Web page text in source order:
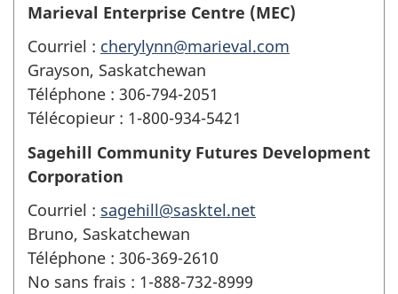
Marieval Enterprise Centre (MEC)
Courriel : cherylynn@marieval.com
Grayson, Saskatchewan
Téléphone : 306-794-2051
Télécopieur : 1-800-934-5421
Sagehill Community Futures Development
Corporation
Courriel : sagehill@sasktel.net
Bruno, Saskatchewan
Téléphone : 306-369-2610
No sans frais : 1-888-732-8999